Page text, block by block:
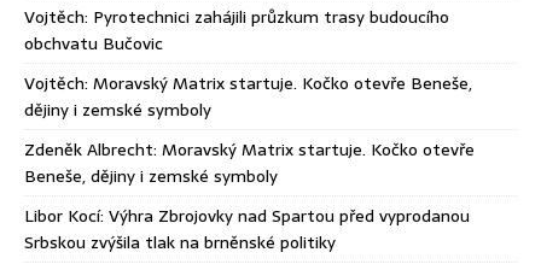
Vojtěch: Pyrotechnici zahájili průzkum trasy budoucího
obchvatu Bučovic
Vojtěch: Moravský Matrix startuje. Kočko otevře Beneše,
dějiny i zemské symboly
Zdeněk Albrecht: Moravský Matrix startuje. Kočko otevře
Beneše, dějiny i zemské symboly
Libor Kocí: Výhra Zbrojovky nad Spartou před vyprodanou
Srbskou zvýšila tlak na brněnské politiky